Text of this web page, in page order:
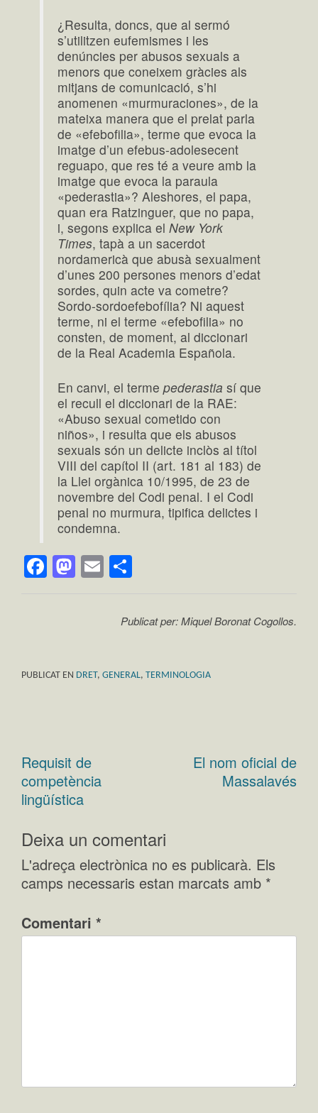
¿Resulta, doncs, que al sermó
s’utilitzen eufemismes i les
denúncies per abusos sexuals a
menors que coneixem gràcies als
mitjans de comunicació, s’hi
anomenen «murmuraciones», de la
mateixa manera que el prelat parla
de «efebofilia», terme que evoca la
imatge d’un efebus-adolesecent
reguapo, que res té a veure amb la
imatge que evoca la paraula
«pederastia»? Aleshores, el papa,
quan era Ratzinguer, que no papa,
i, segons explica elNew York
Times, tapà a un sacerdot
nordamericà que abusà sexualment
d’unes 200 persones menors d’edat
sordes, quin acte va cometre?
Sordo-sordoefebofília? Ni aquest
terme, ni el terme «efebofilia» no
consten, de moment, al diccionari
de la Real Academia Española.
En canvi, el termepederastia sí que
el recull el diccionari de la RAE:
«Abuso sexual cometido con
niños», i resulta que els abusos
sexuals són un delicte inclòs al títol
VIII del capítol II (art. 181 al 183) de
la Llei orgànica 10/1995, de 23 de
novembre del Codi penal. I el Codi
penal no murmura, tipifica delictes i
condemna.
Facebook
Mastodon
Email
Publicat per: Miquel Boronat Cogollos.
PUBLICAT EN DRET, GENERAL, TERMINOLOGIA
Navegació
d'entrades
Requisit de
competència
lingüística
El nom oficial de
Massalavés
Deixa un comentari
L'adreça electrònica no es publicarà. Els
camps necessaris estan marcats amb *
Comentari *